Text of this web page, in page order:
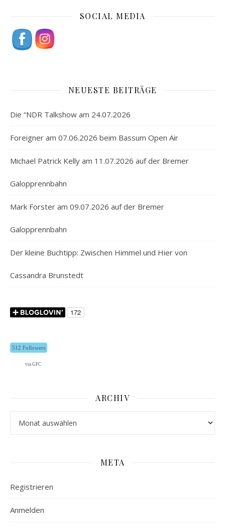
SOCIAL MEDIA
NEUESTE BEITRÄGE
Die “NDR Talkshow am 24.07.2026
Foreigner am 07.06.2026 beim Bassum Open Air
Michael Patrick Kelly am 11.07.2026 auf der Bremer
Galopprennbahn
Mark Forster am 09.07.2026 auf der Bremer
Galopprennbahn
Der kleine Buchtipp: Zwischen Himmel und Hier von
Cassandra Brunstedt
512 Followers
via GFC
ARCHIV
META
Registrieren
Anmelden